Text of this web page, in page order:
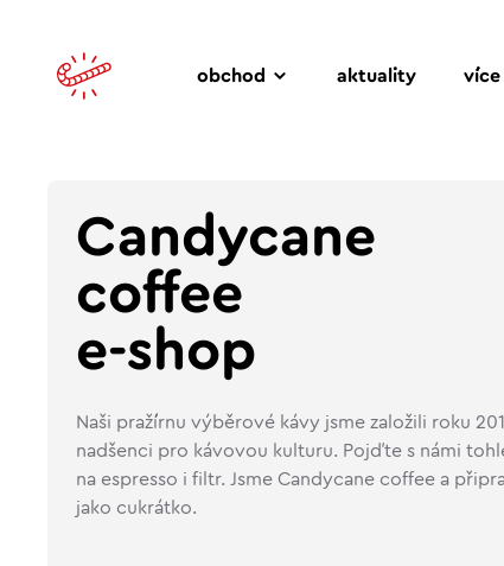
obchod aktuality více
Candycane
coffee
e-shop
Naši pražírnu výběrové kávy jsme založili roku
nadšenci pro kávovou kulturu. Pojďte s námi
na espresso i filtr. Jsme Candycane coffee a
jako cukrátko.